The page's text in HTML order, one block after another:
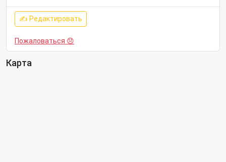
✍ Редактировать
Пожаловаться 😞
Карта